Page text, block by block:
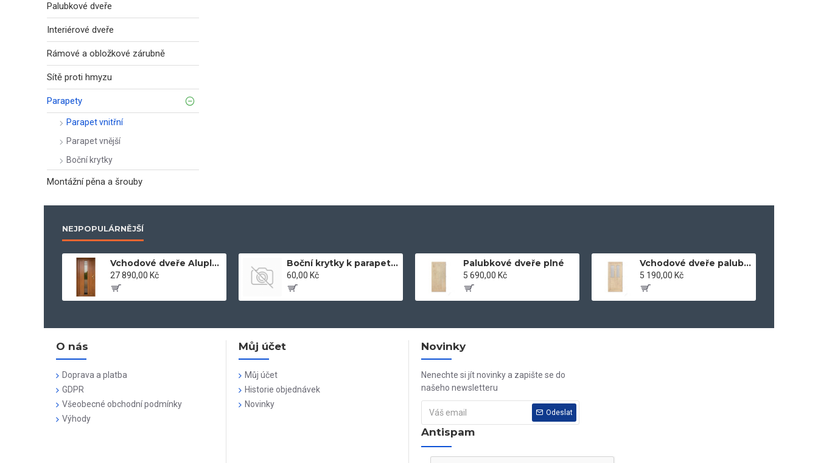
Palubkové dveře
Interiérové dveře
Rámové a obložkové zárubně
Sítě proti hmyzu
Parapety
Parapet vnitřní
Parapet vnější
Boční krytky
Montážní pěna a šrouby
NEJPOPULÁRNĚJŠÍ
Vchodové dveře Aluplast 100 x 204 zlatý dub
27 890,00 Kč
Boční krytky k parapetům
60,00 Kč
Palubkové dveře plné
5 690,00 Kč
Vchodové dveře palubkové 2x sklo vedle sebe
5 190,00 Kč
O nás
Doprava a platba
GDPR
Všeobecné obchodní podmínky
Výhody
Můj účet
Můj účet
Historie objednávek
Novinky
Novinky
Nenechte si jít novinky a zapište se do
našeho newsletteru
Odeslat
Antispam